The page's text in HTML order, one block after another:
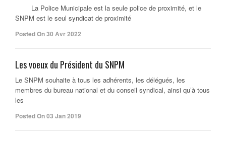
La Police Municipale est la seule police de proximité, et le
SNPM est le seul syndicat de proximité
Posted On 30 Avr 2022
Les voeux du Président du SNPM
Le SNPM souhaite à tous les adhérents, les délégués, les
membres du bureau national et du conseil syndical, ainsi qu’à tous
les
Posted On 03 Jan 2019